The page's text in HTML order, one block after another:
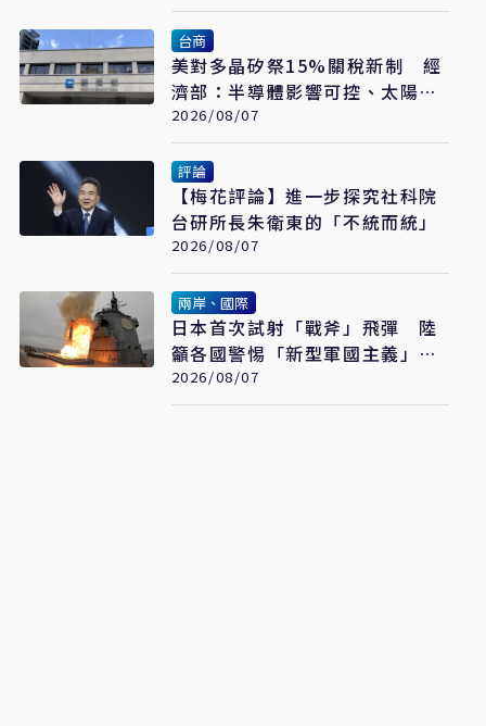
台商
美對多晶矽祭15%關稅新制 經
濟部：半導體影響可控、太陽能
產業衝擊有限
2026/08/07
評論
【梅花評論】進一步探究社科院
台研所長朱衛東的「不統而統」
2026/08/07
兩岸、國際
日本首次試射「戰斧」飛彈 陸
籲各國警惕「新型軍國主義」發
展
2026/08/07